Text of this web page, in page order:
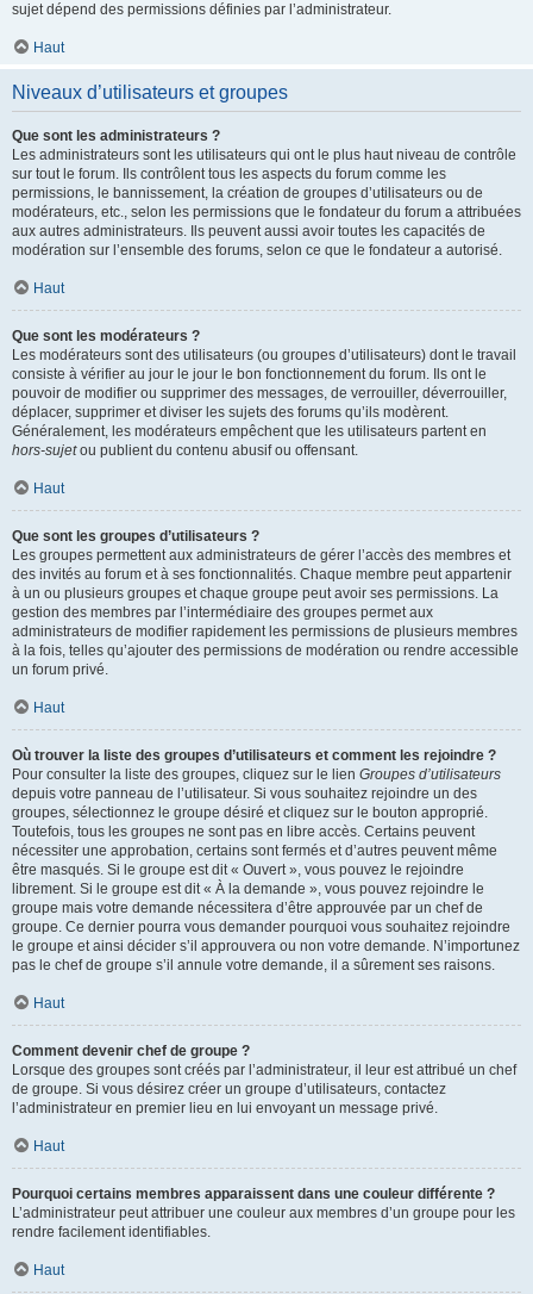
sujet dépend des permissions définies par l’administrateur.
Haut
Niveaux d’utilisateurs et groupes
Que sont les administrateurs ?
Les administrateurs sont les utilisateurs qui ont le plus haut niveau de contrôle
sur tout le forum. Ils contrôlent tous les aspects du forum comme les
permissions, le bannissement, la création de groupes d’utilisateurs ou de
modérateurs, etc., selon les permissions que le fondateur du forum a attribuées
aux autres administrateurs. Ils peuvent aussi avoir toutes les capacités de
modération sur l’ensemble des forums, selon ce que le fondateur a autorisé.
Haut
Que sont les modérateurs ?
Les modérateurs sont des utilisateurs (ou groupes d’utilisateurs) dont le travail
consiste à vérifier au jour le jour le bon fonctionnement du forum. Ils ont le
pouvoir de modifier ou supprimer des messages, de verrouiller, déverrouiller,
déplacer, supprimer et diviser les sujets des forums qu’ils modèrent.
Généralement, les modérateurs empêchent que les utilisateurs partent en
hors-sujetou publient du contenu abusif ou offensant.
Haut
Que sont les groupes d’utilisateurs ?
Les groupes permettent aux administrateurs de gérer l’accès des membres et
des invités au forum et à ses fonctionnalités. Chaque membre peut appartenir
à un ou plusieurs groupes et chaque groupe peut avoir ses permissions. La
gestion des membres par l’intermédiaire des groupes permet aux
administrateurs de modifier rapidement les permissions de plusieurs membres
à la fois, telles qu’ajouter des permissions de modération ou rendre accessible
un forum privé.
Haut
Où trouver la liste des groupes d’utilisateurs et comment les rejoindre ?
Pour consulter la liste des groupes, cliquez sur le lien Groupes d’utilisateurs
depuis votre panneau de l’utilisateur. Si vous souhaitez rejoindre un des
groupes, sélectionnez le groupe désiré et cliquez sur le bouton approprié.
Toutefois, tous les groupes ne sont pas en libre accès. Certains peuvent
nécessiter une approbation, certains sont fermés et d’autres peuvent même
être masqués. Si le groupe est dit « Ouvert », vous pouvez le rejoindre
librement. Si le groupe est dit « À la demande », vous pouvez rejoindre le
groupe mais votre demande nécessitera d’être approuvée par un chef de
groupe. Ce dernier pourra vous demander pourquoi vous souhaitez rejoindre
le groupe et ainsi décider s’il approuvera ou non votre demande. N’importunez
pas le chef de groupe s’il annule votre demande, il a sûrement ses raisons.
Haut
Comment devenir chef de groupe ?
Lorsque des groupes sont créés par l’administrateur, il leur est attribué un chef
de groupe. Si vous désirez créer un groupe d’utilisateurs, contactez
l’administrateur en premier lieu en lui envoyant un message privé.
Haut
Pourquoi certains membres apparaissent dans une couleur différente ?
L’administrateur peut attribuer une couleur aux membres d’un groupe pour les
rendre facilement identifiables.
Haut